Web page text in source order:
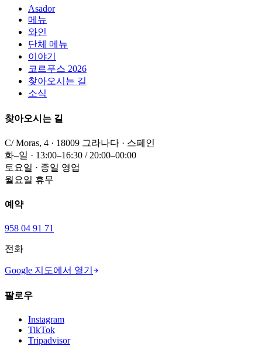
Asador
메뉴
와인
단체 메뉴
이야기
코르푸스 2026
찾아오시는 길
소식
찾아오시는 길
C/ Moras, 4 · 18009 그라나다 · 스페인
화–일 · 13:00–16:30 / 20:00–00:00
토요일 · 종일 영업
월요일 휴무
예약
958 04 91 71
전화
Google 지도에서 열기
팔로우
Instagram
TikTok
Tripadvisor